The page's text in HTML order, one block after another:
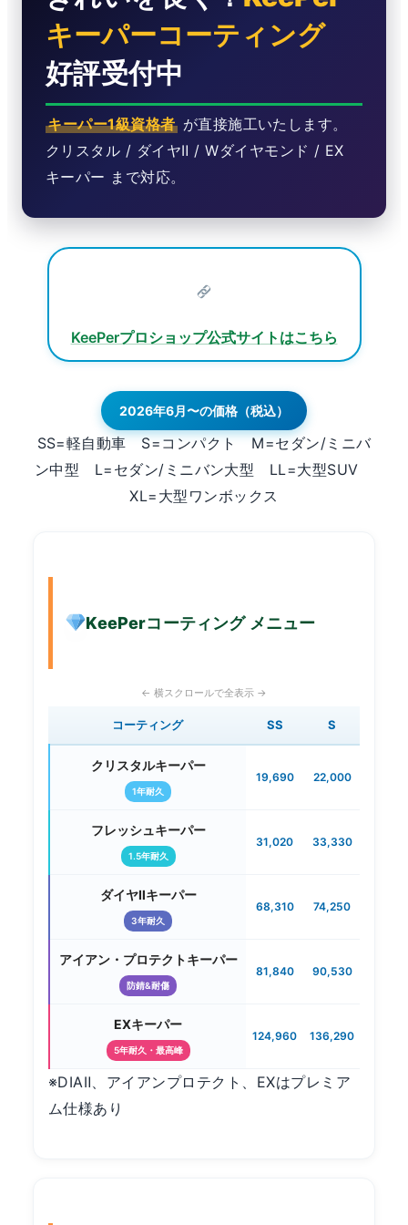
キーパーコーティング
好評受付中
キーパー1級資格者 が直接施工いたします。
クリスタル / ダイヤⅡ / Wダイヤモンド / EX
キーパー まで対応。
KeePerプロショップ公式サイトはこちら
2026年6月〜の価格（税込）
SS=軽自動車 S=コンパクト M=セダン/ミニバ
ン中型 L=セダン/ミニバン大型 LL=大型SUV
XL=大型ワンボックス
KeePerコーティング メニュー
コーティング SS S
クリスタルキーパー
1年耐久
19,690 22,000
フレッシュキーパー
1.5年耐久
31,020 33,330
ダイヤⅡキーパー
3年耐久
68,310 74,250
アイアン・プロテクトキーパー
防錆&耐傷
81,840 90,530
EXキーパー
5年耐久・最高峰
124,960 136,290
※DIAⅡ、アイアンプロテクト、EXはプレミア
ム仕様あり